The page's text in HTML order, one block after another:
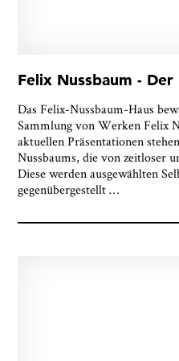
Felix Nussbaum - Der
Das Felix-Nussbaum-Haus
Sammlung von Werken Felix
aktuellen Präsentationen
Nussbaums, die von zeitloser
Diese werden ausgewählten
gegenübergestellt…